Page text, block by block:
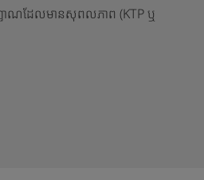
ញាណដែលមានសុពលភាព (KTP ឬ